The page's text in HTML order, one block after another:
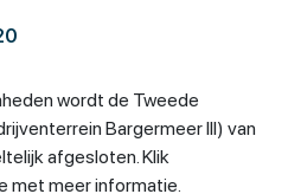
wordt de Tweede
Bargermeer III) van
afgesloten. Klik
met meer informatie.